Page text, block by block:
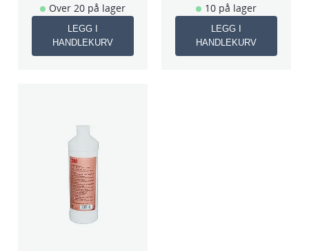
Over 20 på lager
LEGG I
HANDLEKURV
10 på lager
LEGG I
HANDLEKURV